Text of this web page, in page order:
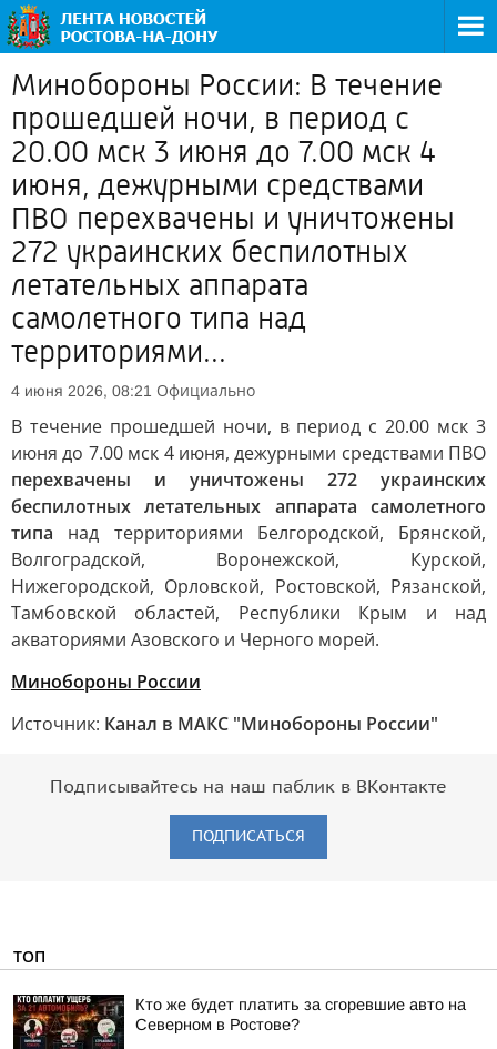
Минобороны России: В течение
прошедшей ночи, в период с
20.00 мск 3 июня до 7.00 мск 4
июня, дежурными средствами
ПВО перехвачены и уничтожены
272 украинских беспилотных
летательных аппарата
самолетного типа над
территориями...
4 июня 2026, 08:21 Официально
В течение прошедшей ночи, в период с 20.00 мск 3
июня до 7.00 мск 4 июня, дежурными средствами ПВО
перехвачены и уничтожены 272 украинских
беспилотных летательных аппарата самолетного
типа над территориями Белгородской, Брянской,
Волгоградской, Воронежской, Курской,
Нижегородской, Орловской, Ростовской, Рязанской,
Тамбовской областей, Республики Крым и над
акваториями Азовского и Черного морей.
Минобороны России
Источник: Канал в МАКС "Минобороны России"
Подписывайтесь на наш паблик в ВКонтакте
ПОДПИСАТЬСЯ
ТОП
Кто же будет платить за сгоревшие авто на
Северном в Ростове?